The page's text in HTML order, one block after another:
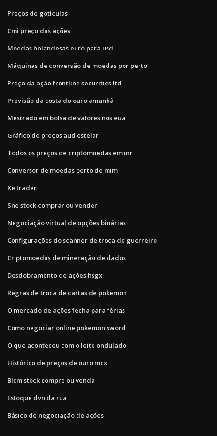
Preços de gotículas
Cmi preço das ações
Moedas holandesas euro para usd
Máquinas de conversão de moedas por perto
Preço da ação frontline securities ltd
Previsão da costa do ouro amanhã
Mestrado em bolsa de valores nos eua
Gráfico de preços aud estelar
Todos os preços de criptomoedas em inr
Conversor de moedas perto de mim
Xe trader
Sne stock comprar ou vender
Negociação virtual de opções binárias
Configurações do scanner de troca de guerreiro
Criptomoedas de mineração de dados
Desdobramento de ações hsgx
Regras de troca de cartas de pokemon
O mercado de ações fecha para férias
Como negociar online pokemon sword
O que aconteceu com o leite ondulado
Histórico de preços de ouro mcx
Blcm stock compre ou venda
Estoque dvn da rua
Básico de negociação de ações